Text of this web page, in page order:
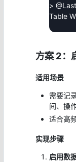
>
Table
方案 2：
适用场景
需要记
间、操
适合高
实现步骤
启用数